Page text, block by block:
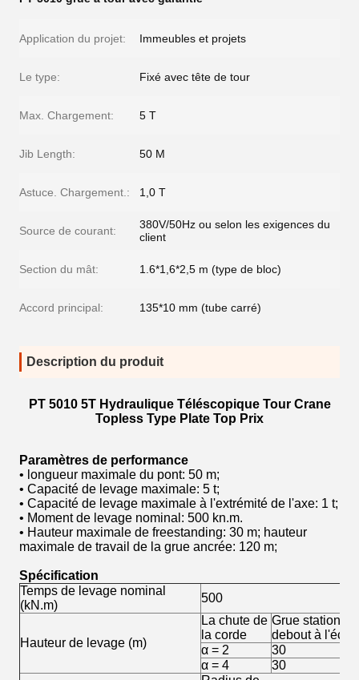
Application du projet: Immeubles et projets
Le type: Fixé avec tête de tour
Max. Chargement: 5 T
Jib Length: 50 M
Astuce. Chargement.: 1,0 T
Source de courant:
380V/50Hz ou selon les exigences du
client
Section du mât: 1.6*1,6*2,5 m (type de bloc)
Accord principal: 135*10 mm (tube carré)
Description du produit
PT 5010 5T Hydraulique Téléscopique Tour Crane
Topless Type Plate Top Prix
Paramètres de performance
• longueur maximale du pont: 50 m;
• Capacité de levage maximale: 5 t;
• Capacité de levage maximale à l'extrémité de l'axe: 1 t;
• Moment de levage nominal: 500 kn.m.
• Hauteur maximale de freestanding: 30 m; hauteur
maximale de travail de la grue ancrée: 120 m;
Spécification
Temps de levage nominal
(kN.m)
500
Hauteur de levage (m)
La chute de
la corde
Grue
debout à l'écart
α = 2
30
α = 4
30